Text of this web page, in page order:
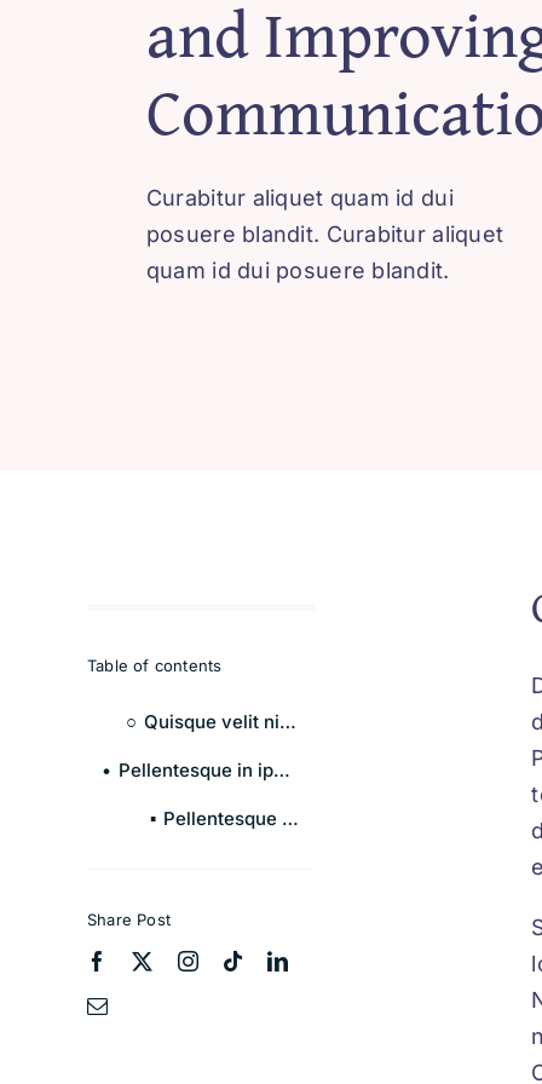
and
Curabitur aliquet quam id dui
posuere blandit. Curabitur aliquet
quam id dui posuere blandit.
Table of contents
Quisque velit nisi, pretium ut lacinia in
Pellentesque in ipsum id orci porta dapibus.
Pellentesque in ipsum id orci porta dapibus.
Share Post